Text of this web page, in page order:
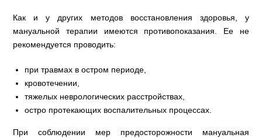
Как и у других методов восстановления здоровья, у
мануальной терапии имеются противопоказания. Ее не
рекомендуется проводить:
при травмах в остром периоде,
кровотечении,
тяжелых неврологических расстройствах,
остро протекающих воспалительных процессах.
При соблюдении мер предосторожности мануальная